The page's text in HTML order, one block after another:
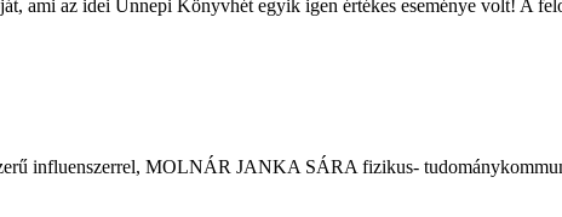
ami az idei Ünnepi Könyvhét egyik igen értékes eseménye volt! A
influenszerrel, MOLNÁR JANKA SÁRA fizikus-